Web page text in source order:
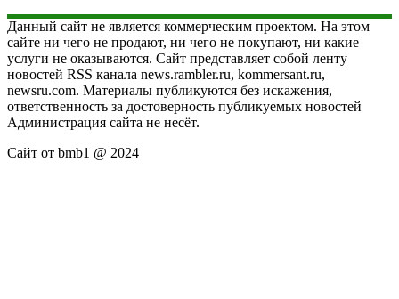
Данный сайт не является коммерческим проектом. На этом
сайте ни чего не продают, ни чего не покупают, ни какие
услуги не оказываются. Сайт представляет собой ленту
новостей RSS канала news.rambler.ru, kommersant.ru,
newsru.com. Материалы публикуются без искажения,
ответственность за достоверность публикуемых новостей
Администрация сайта не несёт.
Сайт от bmb1 @ 2024